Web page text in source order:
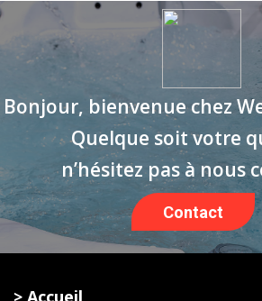
Bonjour, bienvenue chez
Quelque soit votre
n’hésitez pas à nous
Contact